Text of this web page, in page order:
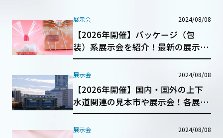
展示会 2024/08/08
【2026年開催】パッケージ（包
装）系展示会を紹介！最新の展示会
動向も解説
展示会 2024/08/08
【2026年開催】国内・国外の上下
水道関連の見本市や展示会！各展示
会の特徴も紹介！
展示会 2024/08/08